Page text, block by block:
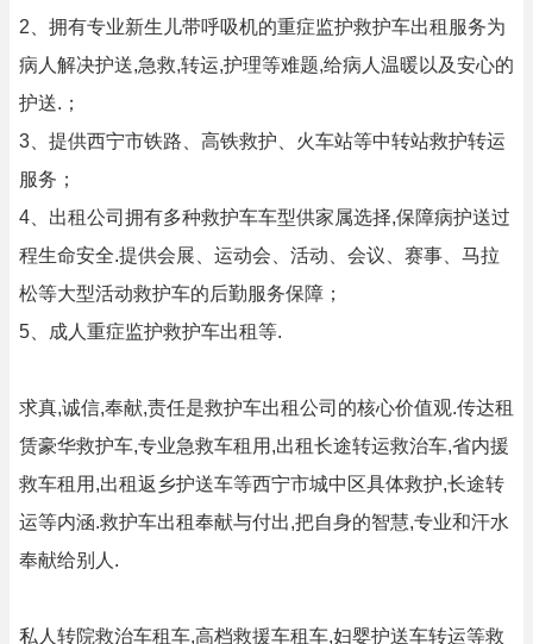
2、拥有专业新生儿带呼吸机的重症监护救护车出租服务为
病人解决护送,急救,转运,护理等难题,给病人温暖以及安心的
护送.；
3、提供西宁市铁路、高铁救护、火车站等中转站救护转运
服务；
4、出租公司拥有多种救护车车型供家属选择,保障病护送过
程生命安全.提供会展、运动会、活动、会议、赛事、马拉
松等大型活动救护车的后勤服务保障；
5、成人重症监护救护车出租等.
求真,诚信,奉献,责任是救护车出租公司的核心价值观.传达租
赁豪华救护车,专业急救车租用,出租长途转运救治车,省内援
救车租用,出租返乡护送车等西宁市城中区具体救护,长途转
运等内涵.救护车出租奉献与付出,把自身的智慧,专业和汗水
奉献给别人.
私人转院救治车租车,高档救援车租车,妇婴护送车转运等救